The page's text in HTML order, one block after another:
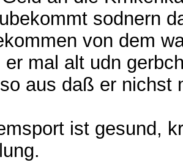
sodnern
von dem
er mal alt udn
aus daß er nichst
ist gesund,